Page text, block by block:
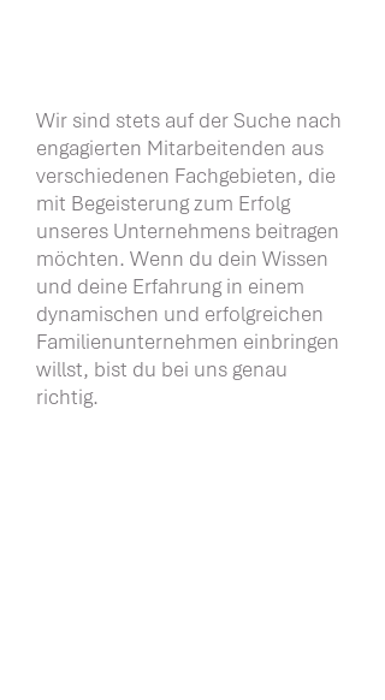
Wir sind stets auf der Suche nach
engagierten Mitarbeitenden aus
verschiedenen Fachgebieten, die
mit Begeisterung zum Erfolg
unseres Unternehmens beitragen
möchten. Wenn du dein Wissen
und deine Erfahrung in einem
dynamischen und erfolgreichen
Familienunternehmen einbringen
willst, bist du bei uns genau
richtig.